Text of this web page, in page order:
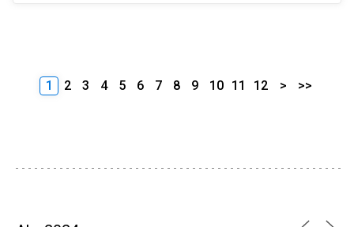
1 2 3 4 5 6 7 8 9 10 11 12 > >>